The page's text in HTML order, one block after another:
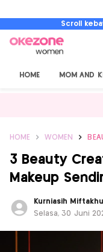
Scroll
HOME MOM AND
HOME WOMEN
3 Beauty
Makeup
Kurniasih
Selasa, 30 Juni